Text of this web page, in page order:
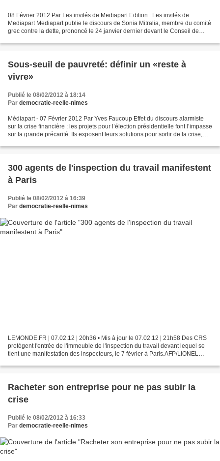
08 Février 2012 Par Les invités de Mediapart Edition : Les invités de
Mediapart Mediapart publie le discours de Sonia Mitralia, membre du comité
grec contre la dette, prononcé le 24 janvier dernier devant le Conseil de
Sous-seuil de pauvreté: définir un «reste à
vivre»
Publié le 08/02/2012 à 18:14
Par democratie-reelle-nimes
Médiapart - 07 Février 2012 Par Yves Faucoup Effet du discours alarmiste
sur la crise financière : les projets pour l’élection présidentielle font l’impasse
sur la grande précarité. Ils exposent leurs solutions pour sortir de la crise,
300 agents de l'inspection du travail manifestent
à Paris
Publié le 08/02/2012 à 16:39
Par democratie-reelle-nimes
LEMONDE.FR | 07.02.12 | 20h36 • Mis à jour le 07.02.12 | 21h58 Des CRS
protègent l'entrée de l'immeuble de l'inspection du travail devant lequel se
tient une manifestation des inspecteurs, le 7 février à Paris.AFP/LIONEL
Racheter son entreprise pour ne pas subir la
crise
Publié le 08/02/2012 à 16:33
Par democratie-reelle-nimes